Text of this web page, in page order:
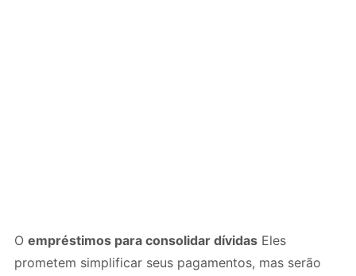
O empréstimos para consolidar dívidas Eles
prometem simplificar seus pagamentos, mas serão